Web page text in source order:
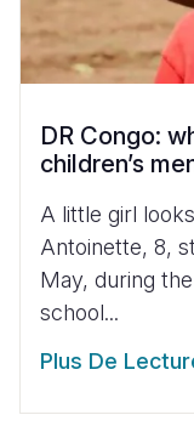
DR Congo:
children’s
A little girl
Antoinette, 8,
May, during
school...
Plus De